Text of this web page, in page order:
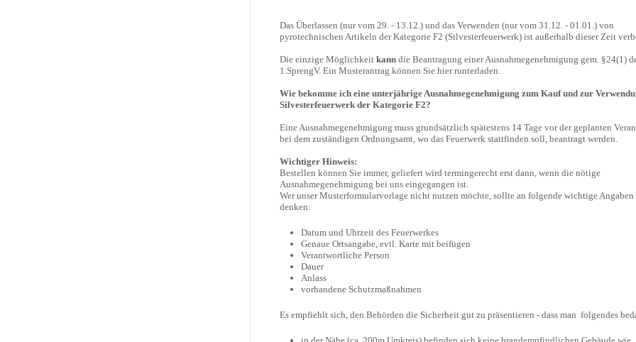
Das Überlassen (nur vom 29. - 13.12.) und das Verwenden (nur vom 31.12. - 01.01.) von
pyrotechnischen Artikeln der Kategorie F2 (Silvesterfeuerwerk) ist außerhalb dieser Zeit
Die einzige Möglichkeit kann die Beantragung einer Ausnahmegenehmigung gem. §24(1)
1.SprengV. Ein Musterantrag können Sie hier runterladen.
Wie bekomme ich eine unterjährigeAusnahmegenehmigung zum Kauf und zur
Silvesterfeuerwerk der Kategorie F2?
Eine Ausnahmegenehmigung muss grundsätzlich spätestens 14 Tage vor der geplanten
bei dem zuständigen Ordnungsamt, wo das Feuerwerk stattfinden soll, beantragt werden.
Wichtiger Hinweis:
Bestellen können Sie immer, geliefert wird termingerecht erst dann, wenn die nötige
Ausnahmegenehmigung bei uns eingegangen ist.
Wer unser Musterformularvorlage nicht nutzen möchte, sollte an folgende wichtige Angaben
denken:
Datum und Uhrzeit des Feuerwerkes
Genaue Ortsangabe, evtl. Karte mit beifügen
Verantwortliche Person
Dauer
Anlass
vorhandene Schutzmaßnahmen
Es empfiehlt sich, den Behörden die Sicherheit gut zu präsentieren - dass man folgendes